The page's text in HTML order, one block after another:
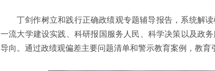
丁剑作树立和践行正确政绩观专题辅导报告，系统解
一流大学建设实践、科研报国服务人民、科学决策以及政
导向。通过政绩观偏差主要问题清单和警示教育案例，教